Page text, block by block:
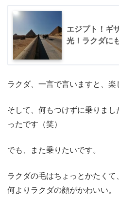
エジプト！ギ
光！ラクダに
ラクダ、一言で言いますと、楽
そして、何もつけずに乗りま
ったです（笑）
でも、また乗りたいです。
ラクダの毛はちょっとかたくて
何よりラクダの顔がかわいい。